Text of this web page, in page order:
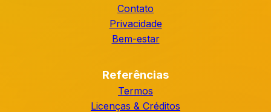
Contato
Privacidade
Bem-estar
Referências
Termos
Licenças & Créditos